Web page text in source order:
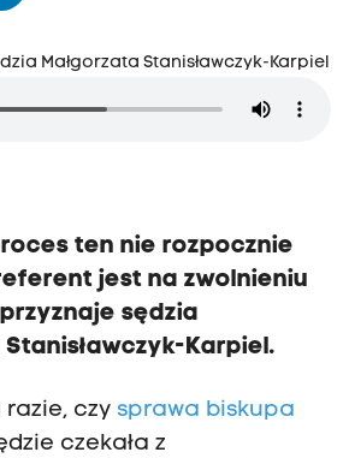
Małgorzata Stanisławczyk-Karpiel
ten nie rozpocznie
jest na zwolnieniu
sędzia
Stanisławczyk-Karpiel.
czy sprawa biskupa
czekała z